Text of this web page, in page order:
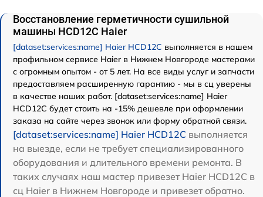
Восстановление герметичности сушильной
машины HCD12C Haier
[dataset:services:name] Haier HCD12C выполняется в нашем
профильном сервисе Haier в Нижнем Новгороде мастерами
с огромным опытом - от 5 лет. На все виды услуг и запчасти
предоставляем расширенную гарантию - мы в сц уверены
в качестве наших работ. [dataset:services:name] Haier
HCD12C будет стоить на -15% дешевле при оформлении
заказа на сайте через звонок или форму обратной связи.
[dataset:services:name] Haier HCD12C выполняется
на выезде, если не требует специализированного
оборудования и длительного времени ремонта. В
таких случаях наш мастер привезет Haier HCD12C в
сц Haier в Нижнем Новгороде и привезет обратно.